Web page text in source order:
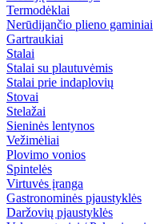
Termodėklai
Nerūdijančio plieno gaminiai
Gartraukiai
Stalai
Stalai su plautuvėmis
Stalai prie indaplovių
Stovai
Stelažai
Sieninės lentynos
Vežimėliai
Plovimo vonios
Spintelės
Virtuvės įranga
Gastronominės pjaustyklės
Daržovių pjaustyklės